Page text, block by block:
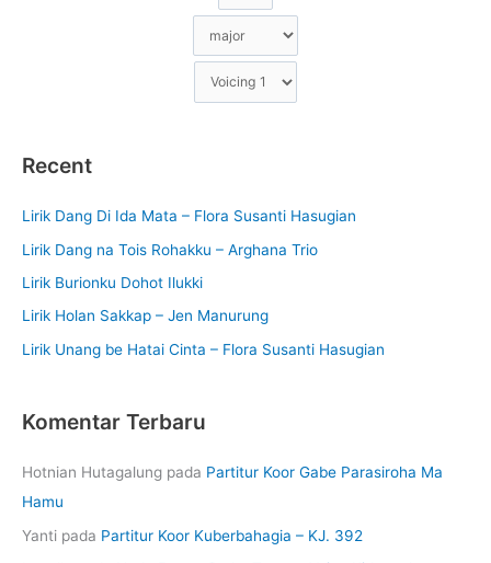
Recent
Lirik Dang Di Ida Mata – Flora Susanti Hasugian
Lirik Dang na Tois Rohakku – Arghana Trio
Lirik Burionku Dohot Ilukki
Lirik Holan Sakkap – Jen Manurung
Lirik Unang be Hatai Cinta – Flora Susanti Hasugian
Komentar Terbaru
Hotnian Hutagalung pada Partitur Koor Gabe Parasiroha Ma
Hamu
Yanti pada Partitur Koor Kuberbahagia – KJ. 392